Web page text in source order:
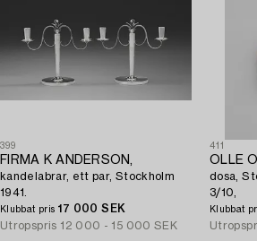
399
FIRMA K ANDERSON,
kandelabrar, ett par, Stockholm
1941.
Klubbat pris 17 000 SEK
Utropspris 12 000 - 15 000 SEK
411
OLLE
dosa,
3/10,
Klubbat